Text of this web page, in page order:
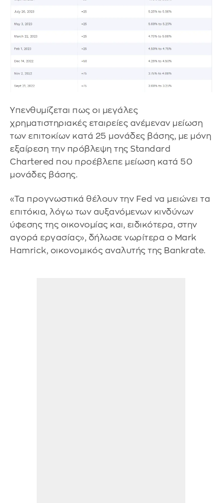
Υπενθυμίζεται πως οι μεγάλες
χρηματιστηριακές εταιρείες ανέμεναν μείωση
των επιτοκίων κατά 25 μονάδες βάσης, με μόνη
εξαίρεση την πρόβλεψη της Standard
Chartered που προέβλεπε μείωση κατά 50
μονάδες βάσης.
«Τα προγνωστικά θέλουν την Fed να μειώνει τα
επιτόκια, λόγω των αυξανόμενων κινδύνων
ύφεσης της οικονομίας και, ειδικότερα, στην
αγορά εργασίας», δήλωσε νωρίτερα ο Mark
Hamrick, οικονομικός αναλυτής της Bankrate.